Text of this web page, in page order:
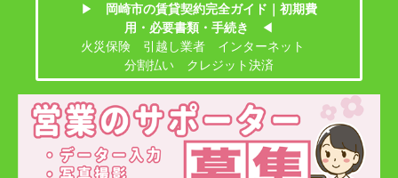
▶
岡崎市の賃貸契約完全ガイド｜初期費
用・必要書類・手続き
◀
火災保険 引越し業者 インターネット
分割払い クレジット決済